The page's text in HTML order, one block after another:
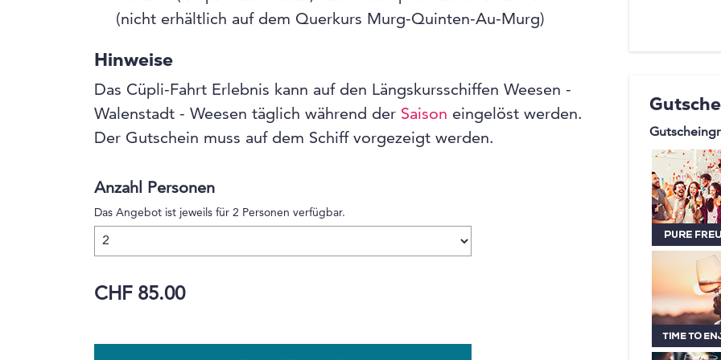
erwartet
(nicht erhältlich auf dem Querkurs Murg-Quinten-Au-Murg)
Hinweise
Das Cüpli-Fahrt Erlebnis kann auf den Längskursschiffen Weesen -
Walenstadt - Weesen täglich während der Saison eingelöst werden.
Der Gutschein muss auf dem Schiff vorgezeigt werden.
Anzahl Personen
Das Angebot ist jeweils für 2 Personen verfügbar.
CHF 85.00